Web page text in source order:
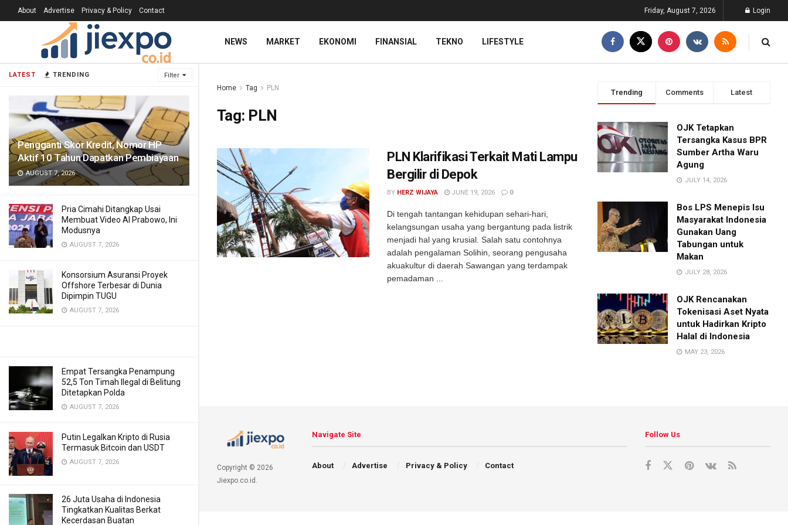
LATEST TRENDING Filter
Pengganti Skor Kredit, Nomor HP
Aktif 10 Tahun Dapatkan Pembiayaan
AUGUST 7, 2026
Pria Cimahi Ditangkap Usai
Membuat Video AI Prabowo, Ini
Modusnya
AUGUST 7, 2026
Konsorsium Asuransi Proyek
Offshore Terbesar di Dunia
Dipimpin TUGU
AUGUST 7, 2026
Empat Tersangka Penampung
52,5 Ton Timah Ilegal di Belitung
Ditetapkan Polda
AUGUST 7, 2026
Putin Legalkan Kripto di Rusia
Termasuk Bitcoin dan USDT
AUGUST 7, 2026
26 Juta Usaha di Indonesia
Tingkatkan Kualitas Berkat
Kecerdasan Buatan
About Advertise Privacy & Policy Contact Friday, August 7, 2026 Login
NEWS MARKET EKONOMI FINANSIAL TEKNO LIFESTYLE
Home Tag PLN
Tag: PLN
PLN Klarifikasi Terkait Mati Lampu
Bergilir di Depok
BY HERZ WIJAYA JUNE 19, 2026 0
Di tengah tantangan kehidupan sehari-hari,
kelangsungan usaha yang bergantung pada listrik
menjadi hal yang krusial. Salah satu contohnya
adalah pengalaman Solihin, seorang pengusaha
akuakultur di daerah Sawangan yang terdampak
pemadaman ...
Trending Comments Latest
OJK Tetapkan
Tersangka Kasus BPR
Sumber Artha Waru
Agung
JULY 14, 2026
Bos LPS Menepis Isu
Masyarakat Indonesia
Gunakan Uang
Tabungan untuk
Makan
JULY 28, 2026
OJK Rencanakan
Tokenisasi Aset Nyata
untuk Hadirkan Kripto
Halal di Indonesia
MAY 23, 2026
Copyright © 2026
Jiexpo.co.id.
Navigate Site
About Advertise Privacy & Policy Contact
Follow Us